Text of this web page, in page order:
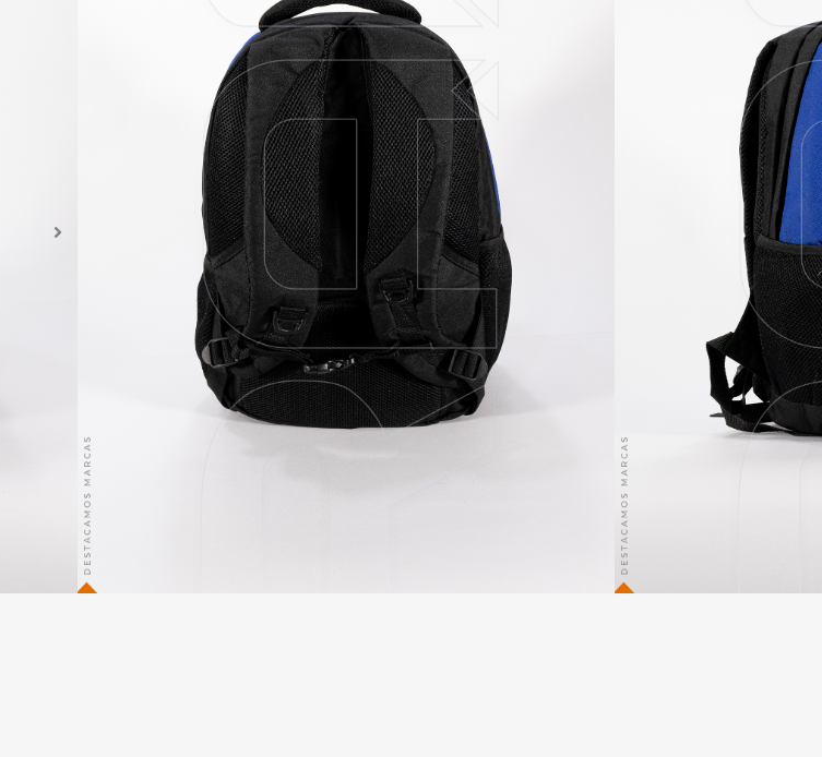
El Morral Escolar 051 es un morral ideal para uso
Está compuesto por 1 compartimiento
principal y compartimientos frontales. Es
personalizable. Escribános y reciba asesoría para
destacar su marca.
SOLICITAR COTIZACIÓN